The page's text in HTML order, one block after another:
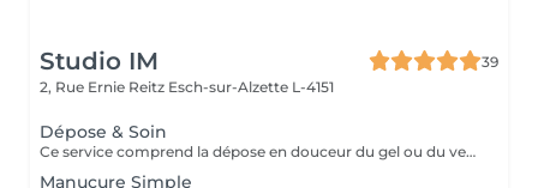
Studio IM
39
2, Rue Ernie Reitz Esch-sur-Alzette L-4151
Dépose & Soin
Ce service comprend la dépose en douceur du gel ou du vernis semi-permanent, suivi d'un soin complet de l'ongle naturel. Le soin inclut: - Travail délicat des cuticules, - Limage et nettoyage de l'ongle, - Hydratation et légère exfoliation des mains pour un fini soyeux. Idéal pour préserver la santé et la beauté naturelle de vos ongles avant une nouvelle pose ou simplement pour un entretien régulier.
Manucure Simple